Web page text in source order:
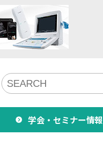
学会・セミナー情報